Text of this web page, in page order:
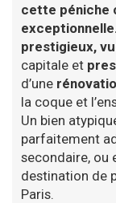
cette péniche
prestigieux,
capitale et
d’une
la coque et
Un bien
parfaitement
secondaire, ou
destination de
Paris.